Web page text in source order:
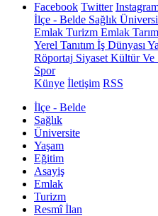
Facebook Twitter
İlçe - Belde Sağlık
Emlak Turizm Emlak
Yerel Tanıtım İş Dünyası
Röportaj Siyaset Kültür Ve
Spor
Künye İletişim RSS
İlçe - Belde
Sağlık
Üniversite
Yaşam
Eğitim
Asayiş
Emlak
Turizm
Resmî İlan